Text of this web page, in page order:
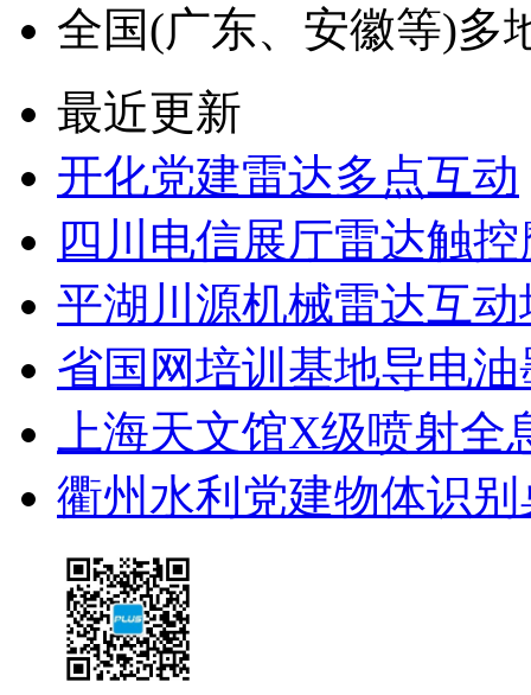
全国(广东、安徽等)多
最近更新
开化党建雷达多点互动
四川电信展厅雷达触
平湖川源机械雷达互动
省国网培训基地导电油
上海天文馆X级喷射全
衢州水利党建物体识别